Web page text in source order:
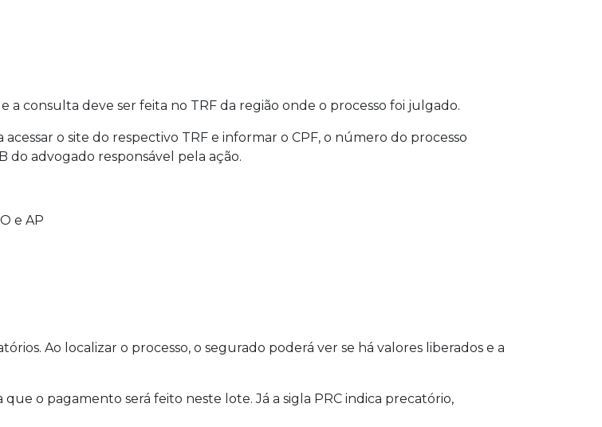
a consulta deve ser feita no TRF da região onde o processo foi julgado.
o site do respectivo TRF e informar o CPF, o número do processo
do advogado responsável pela ação.
e AP
Ao localizar o processo, o segurado poderá ver se há valores liberados e a
o pagamento será feito neste lote. Já a sigla PRC indica precatório,